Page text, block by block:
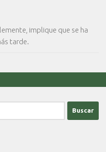
implique que se ha
tarde.